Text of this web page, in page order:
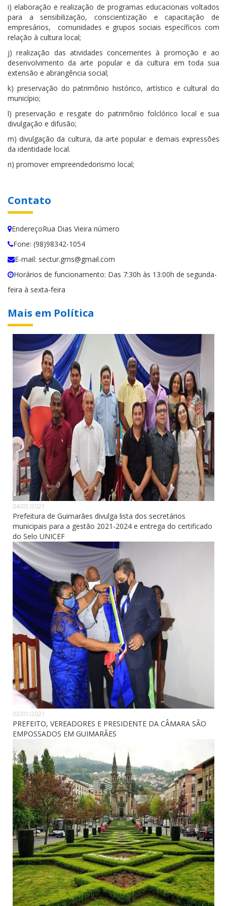
i) elaboração e realização de programas educacionais voltados
para a sensibilização, conscientização e capacitação de
empresários, comunidades e grupos sociais específicos com
relação à cultura local;
j) realização das atividades concernentes à promoção e ao
desenvolvimento da arte popular e da cultura em toda sua
extensão e abrangência social;
k) preservação do patrimônio histórico, artístico e cultural do
município;
l) preservação e resgate do patrimônio folclórico local e sua
divulgação e difusão;
m) divulgação da cultura, da arte popular e demais expressões
da identidade local.
n) promover empreendedorismo local;
Contato
EndereçoRua Dias Vieira número
Fone: (98)98342-1054
E-mail: sectur.gms@gmail.com
Horários de funcionamento: Das 7:30h às 13:00h de segunda-
feira à sexta-feira
Mais em Política
04/01/2021
Prefeitura de Guimarães divulga lista dos secretários
municipais para a gestão 2021-2024 e entrega do certificado
do Selo UNICEF
02/01/2021
PREFEITO, VEREADORES E PRESIDENTE DA CÂMARA SÃO
EMPOSSADOS EM GUIMARÃES